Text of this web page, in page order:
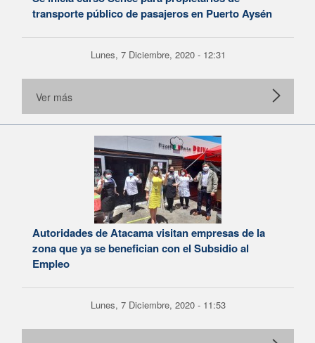
transporte público de pasajeros en Puerto Aysén
Lunes, 7 Diciembre, 2020 - 12:31
Ver más
Autoridades de Atacama visitan empresas de la
zona que ya se benefician con el Subsidio al
Empleo
Lunes, 7 Diciembre, 2020 - 11:53